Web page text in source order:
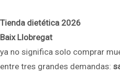
Tienda dietética 2026
Baix Llobregat
ya no significa solo comprar
entre tres grandes demandas: